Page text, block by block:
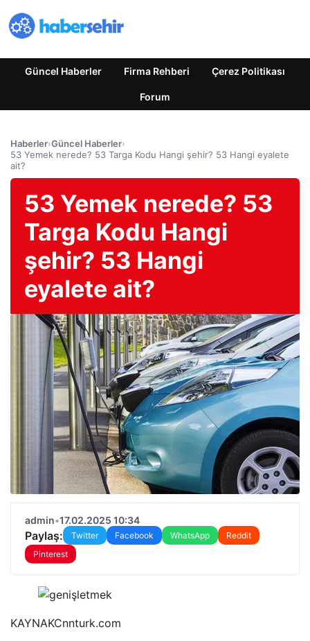
Güncel Haberler Firma Rehberi Çerez Politikası
Forum
Haberler›Güncel Haberler›
53 Yemek nerede? 53 Targa Kodu Hangi şehir? 53 Hangi eyalete
ait?
53 Yemek nerede? 53
Targa Kodu Hangi
şehir? 53 Hangi
eyalete ait?
admin•17.02.2025 10:34
Paylaş: Twitter Facebook WhatsApp
Reddit
Pinterest
KAYNAKCnnturk.com